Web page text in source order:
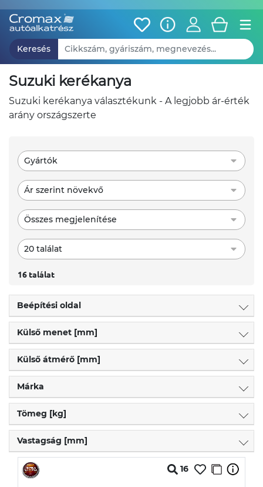
Keresés
suzuki kerékanya
suzuki kerékanya választékunk - A legjobb ár-érték
arány országszerte
Gyártók
Ár szerint növekvő
Összes megjelenítése
20 találat
16 találat
Beépítési oldal
Külső menet [mm]
Külső átmérő [mm]
Márka
Tömeg [kg]
Vastagság [mm]
16